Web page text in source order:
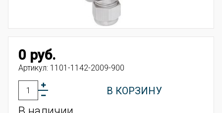
0 руб.
Артикул: 1101-1142-2009-900
В КОРЗИНУ